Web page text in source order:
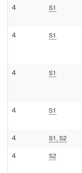
4 S1
4 S1
4 S1
4 S1
4 S1, S2
4 S2